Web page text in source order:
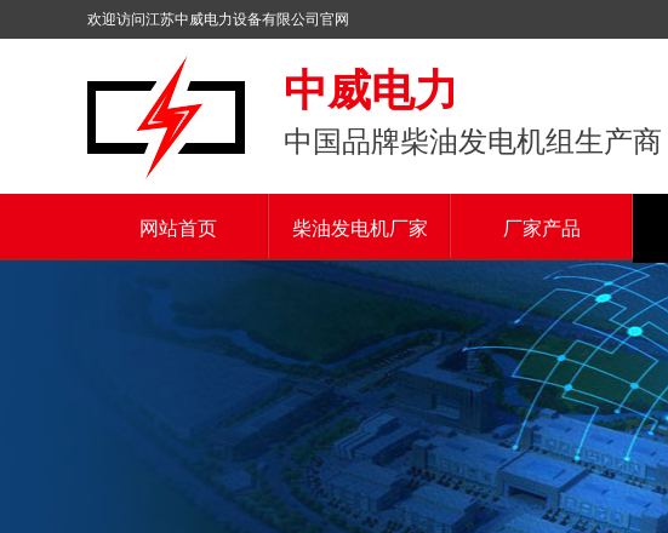
欢迎访问江苏中威电力设备有限公司官网
中威电力
中国品牌柴油发电机组生产商
网站首页 柴油发电机厂家 厂家产品